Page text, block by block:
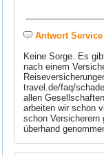
Antwort Service
Keine Sorge. Es
nach einem
travel.de/faq/
allen
arbeiten wir schon
schon Versicherern
überhand